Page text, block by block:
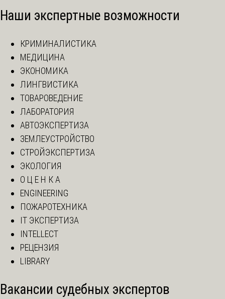
Наши экспертные возможности
КРИМИНАЛИСТИКА
МЕДИЦИНА
ЭКОНОМИКА
ЛИНГВИСТИКА
ТОВАРОВЕДЕНИЕ
ЛАБОРАТОРИЯ
АВТОЭКСПЕРТИЗА
ЗЕМЛЕУСТРОЙСТВО
СТРОЙЭКСПЕРТИЗА
ЭКОЛОГИЯ
О Ц Е Н К А
ENGINEERING
ПОЖАРОТЕХНИКА
IT ЭКСПЕРТИЗА
INTELLECT
РЕЦЕНЗИЯ
LIBRARY
Вакансии судебных экспертов